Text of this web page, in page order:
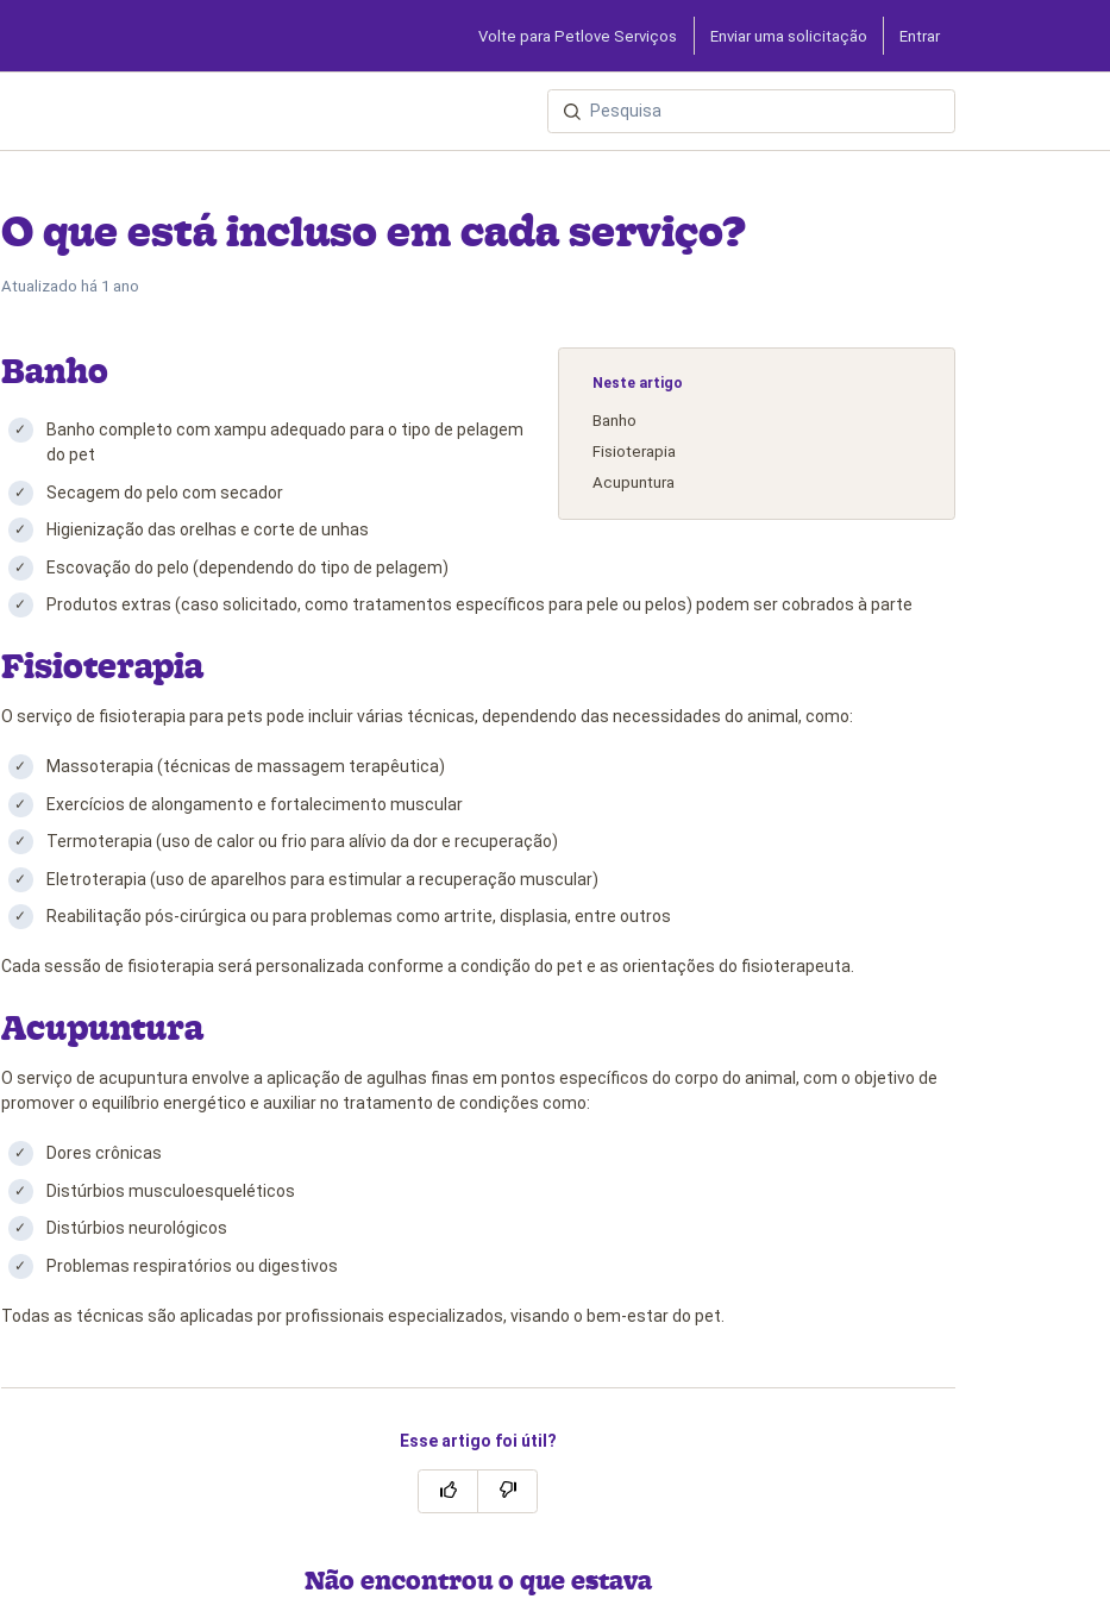
Volte para Petlove Serviços Enviar uma solicitação Entrar
O que está incluso em cada serviço?
Atualizado há 1 ano
Neste artigo
Banho
Fisioterapia
Acupuntura
Banho
Banho completo com xampu adequado para o tipo de pelagem
do pet
Secagem do pelo com secador
Higienização das orelhas e corte de unhas
Escovação do pelo (dependendo do tipo de pelagem)
Produtos extras (caso solicitado, como tratamentos específicos para pele ou pelos) podem ser cobrados à parte
Fisioterapia
O serviço de fisioterapia para pets pode incluir várias técnicas, dependendo das necessidades do animal, como:
Massoterapia (técnicas de massagem terapêutica)
Exercícios de alongamento e fortalecimento muscular
Termoterapia (uso de calor ou frio para alívio da dor e recuperação)
Eletroterapia (uso de aparelhos para estimular a recuperação muscular)
Reabilitação pós-cirúrgica ou para problemas como artrite, displasia, entre outros
Cada sessão de fisioterapia será personalizada conforme a condição do pet e as orientações do fisioterapeuta.
Acupuntura
O serviço de acupuntura envolve a aplicação de agulhas finas em pontos específicos do corpo do animal, com o objetivo de
promover o equilíbrio energético e auxiliar no tratamento de condições como:
Dores crônicas
Distúrbios musculoesqueléticos
Distúrbios neurológicos
Problemas respiratórios ou digestivos
Todas as técnicas são aplicadas por profissionais especializados, visando o bem-estar do pet.
Esse artigo foi útil?
Não encontrou o que estava